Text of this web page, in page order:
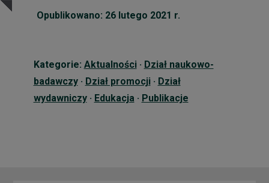
Opublikowano: 26 lutego 2021 r.
Kategorie: Aktualności· Dział naukowo-
badawczy· Dział promocji· Dział
wydawniczy· Edukacja · Publikacje